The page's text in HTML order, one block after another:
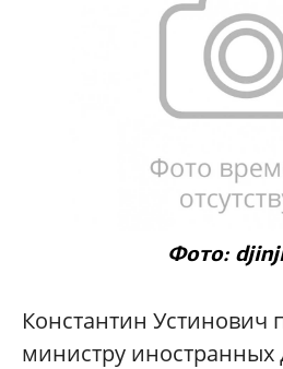
Фото:
Константин Устинович
министру иностранных